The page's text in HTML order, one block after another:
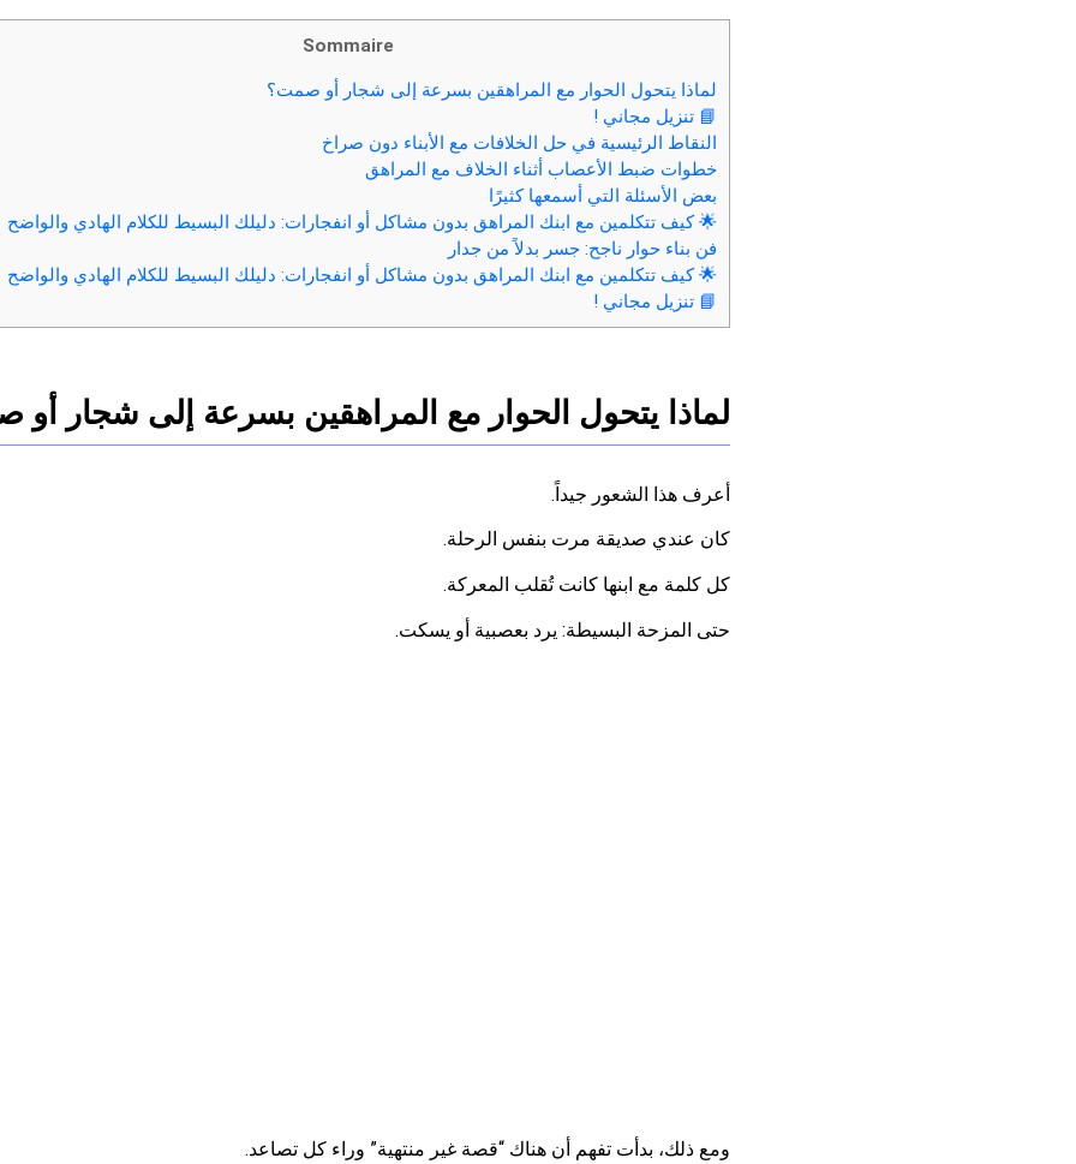
Sommaire
لماذا يتحول الحوار مع المراهقين بسرعة إلى شجار أو صمت؟
📘 تنزيل مجاني !
النقاط الرئيسية في حل الخلافات مع الأبناء دون صراخ
خطوات ضبط الأعصاب أثناء الخلاف مع المراهق
بعض الأسئلة التي أسمعها كثيرًا
🌟 كيف تتكلمين مع ابنك المراهق بدون مشاكل أو انفجارات: دليلك البسيط للكلام الهادي والواضح
فن بناء حوار ناجح: جسر بدلاً من جدار
🌟 كيف تتكلمين مع ابنك المراهق بدون مشاكل أو انفجارات: دليلك البسيط للكلام الهادي والواضح
📘 تنزيل مجاني !
لماذا يتحول الحوار مع المراهقين بسرعة إلى شجار
أعرف هذا الشعور جيداً.
كان عندي صديقة مرت بنفس الرحلة.
كل كلمة مع ابنها كانت تُقلب المعركة.
حتى المزحة البسيطة: يرد بعصبية أو يسكت.
ومع ذلك، بدأت تفهم أن هناك “قصة غير منتهية” وراء كل تصاعد.